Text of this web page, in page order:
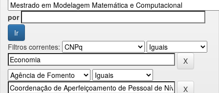
por
Filtros correntes: